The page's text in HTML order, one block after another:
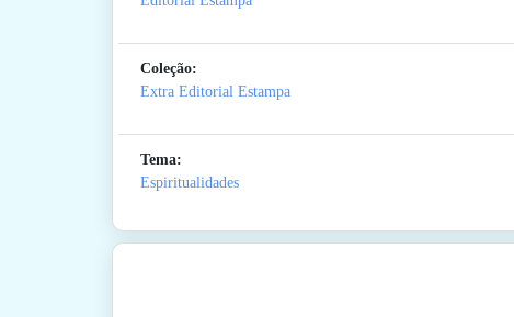
Coleção:
Extra Editorial Estampa
Tema:
Espiritualidades